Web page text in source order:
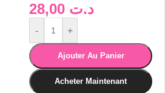
د.ت
- +
Ajouter Au Panier
Acheter Maintenant